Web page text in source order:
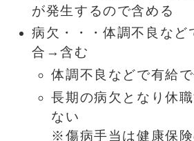
が発生するので含める
病欠・・・体調不良など
合→含む
体調不良などで有給
長期の病欠となり休
ない
※傷病手当は健康保